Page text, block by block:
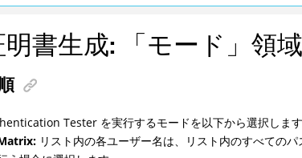
明書生成: 「モード」領域
Tester を実行するモードを以下から選択します
リスト内の各ユーザー名は、リスト内のすべての